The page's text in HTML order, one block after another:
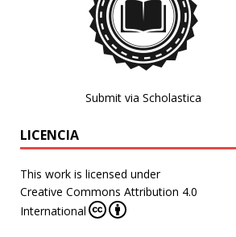
Submit via Scholastica
LICENCIA
This work is licensed under
Creative Commons Attribution 4.0
International